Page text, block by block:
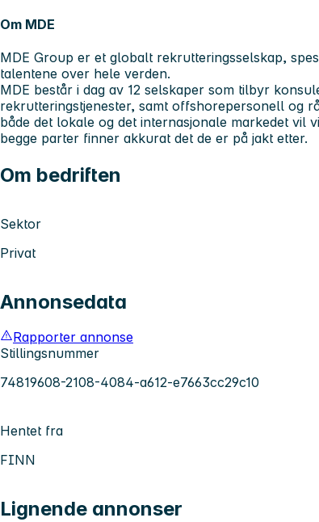
Om MDE
MDE Group er et globalt rekrutteringsselskap,
talentene over hele verden.
MDE består i dag av 12 selskaper som tilbyr
rekrutteringstjenester, samt offshorepersonell og
både det lokale og det internasjonale markedet vil
begge parter finner akkurat det de er på jakt etter.
Om bedriften
Sektor
Privat
Annonsedata
Rapporter annonse
Stillingsnummer
74819608-2108-4084-a612-e7663cc29c10
Hentet fra
FINN
Lignende annonser